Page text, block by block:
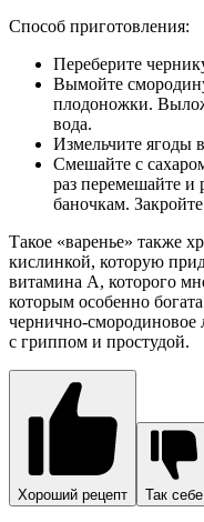
Способ приготовления:
Переберите
Вымойте
плодоножки.
вода.
Измельчите ягоды
Смешайте с
раз перемешайте и
баночкам.
Такое «варенье» также
кислинкой, которую
витамина А, которого
которым особенно
чернично-
с гриппом и простудой.
Хороший рецепт Так себе